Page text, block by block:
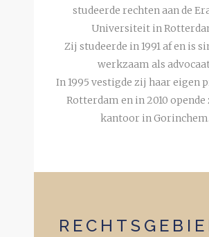
studeerde rechten aan de
Universiteit in
Zij studeerde in 1991 af en is
werkzaam als
In 1995 vestigde zij haar eigen
Rotterdam en in 2010
kantoor in Gorinchem.